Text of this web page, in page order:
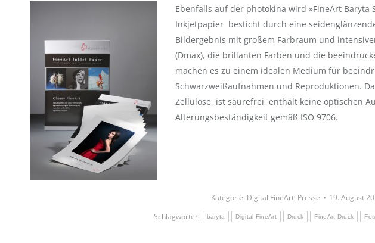
Ebenfalls auf der photokina wird »FineArt
Inkjetpapier besticht durch eine
Bildergebnis mit großem Farbraum und
(Dmax), die brillanten Farben und die
machen es zu einem idealen Medium für
Schwarzweißaufnahmen und Reproduktionen.
Zellulose, ist säurefrei, enthält keine optischen
Alterungsbeständigkeit gemäß ISO 9706.
Kategorie: Digital FineArt, Presse
19. August
Schlagwörter:
baryta Digital FineArt Druck FineArt-Druck